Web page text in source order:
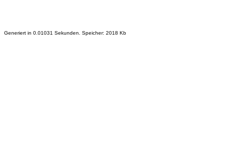
Generiert in 0.01031 Sekunden. Speicher: 2018 Kb